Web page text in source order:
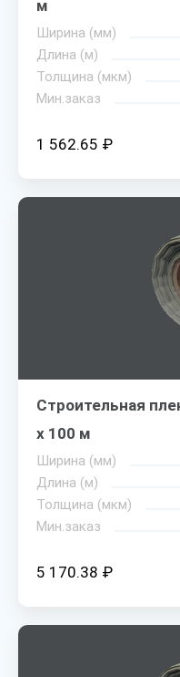
м
Ширина (мм)
Длина (м)
Толщина (мкм)
Мин.заказ
1 562.65 ₽
Строительная
х 100 м
Ширина (мм)
Длина (м)
Толщина (мкм)
Мин.заказ
5 170.38 ₽